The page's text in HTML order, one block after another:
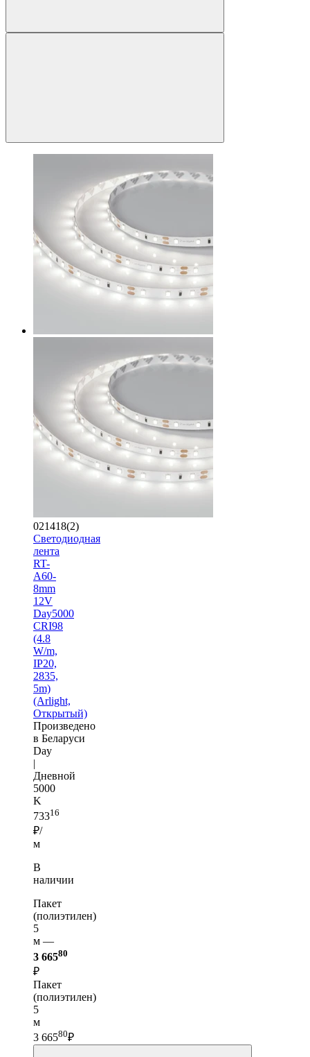
021418(2)
Светодиодная
лента
RT-
A60-
8mm
12V
Day5000
CRI98
(4.8
W/m,
IP20,
2835,
5m)
(Arlight,
Открытый)
Произведено
в Беларуси
Day
|
Дневной
5000
K
73316
₽/
м
В
наличии
Пакет
(полиэтилен)
5
м —
3 66580
₽
Пакет
(полиэтилен)
5
м
3 66580₽